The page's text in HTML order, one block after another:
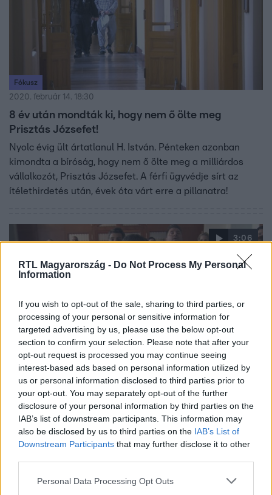
RTL Magyarország - Do Not Process My Personal
Information
If you wish to opt-out of the sale, sharing to third parties, or
processing of your personal or sensitive information for
targeted advertising by us, please use the below opt-out
section to confirm your selection. Please note that after your
opt-out request is processed you may continue seeing
interest-based ads based on personal information utilized by
us or personal information disclosed to third parties prior to
your opt-out. You may separately opt-out of the further
disclosure of your personal information by third parties on the
IAB’s list of downstream participants. This information may
also be disclosed by us to third parties on the IAB’s List of
Downstream Participants that may further disclose it to other
Please note that this website/app uses one or more Google
Personal Data Processing Opt Outs
Fókusz
2020. február 14. 18:30
8 év után mondták ki, hogy nem ő ölte meg
Prisztás Józsefet!
Nyolc évig ült ártatlanul H. István. Pénteken azonban
kimondta a bíróság, hogy nem ő ölte meg a milliárdos
vállalkozót, Prisztás Józsefet. A férfi ügyvédje sírt az
ítélethirdetés után, évek óta várt erre a pillanatra!
3:06
Éjjel-Nappal Budapest
Kimondták a végső ítéletet Joe ügyében
Az új bizonyítékok fényében végső ítéletet mondtak Joe
ügyében… Ha a teljes adásra vagy kíváncsi, akkor
kattints ide!